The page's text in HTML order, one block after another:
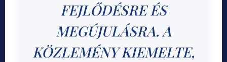
FEJLŐDÉSRE ÉS
MEGÚJULÁSRA. A
KÖZLEMÉNY KIEMELTE,